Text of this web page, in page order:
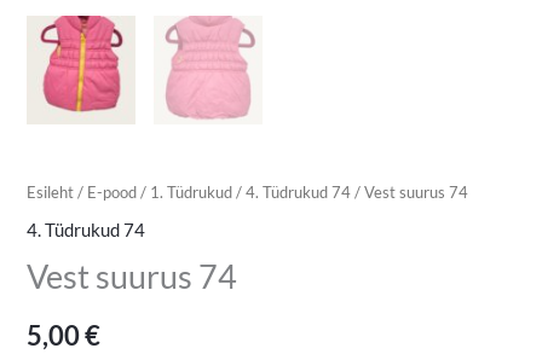
Esileht/ E-pood/ 1. Tüdrukud/4. Tüdrukud 74/ Vest suurus 74
4. Tüdrukud 74
Vest suurus 74
5,00€